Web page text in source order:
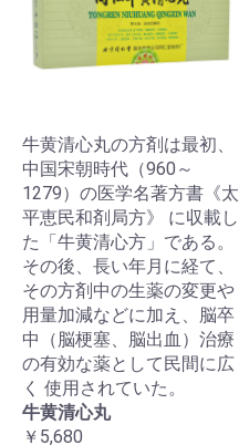
牛黄清心丸の方剤は最初、
中国宋朝時代（960～
1279）の医学名著方書《太
平恵民和剤局方》 に収載し
た「牛黄清心方」である。
その後、長い年月に経て、
その方剤中の生薬の変更や
用量加減などに加え、脳卒
中（脳梗塞、脳出血）治療
の有効な薬として民間に広
く 使用されていた。
牛黄清心丸
￥5,680